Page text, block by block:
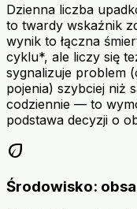
Dzienna liczba
to twardy wskaźnik
wynik to łączna
cyklu*, ale liczy się
sygnalizuje problem
pojenia) szybciej niż
codziennie — to
podstawa decyzji o
eco
Środowisko: